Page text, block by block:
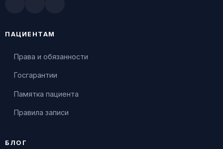
ПАЦИЕНТАМ
Права и обязанности
Госгарантии
Памятка пациента
Правила записи
БЛОГ